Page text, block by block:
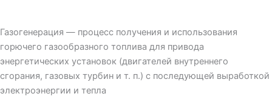
Газогенерация — процесс получения и использования
горючего газообразного топлива для привода
энергетических установок (двигателей внутреннего
сгорания, газовых турбин и т. п.) с последующей выработкой
электроэнергии и тепла